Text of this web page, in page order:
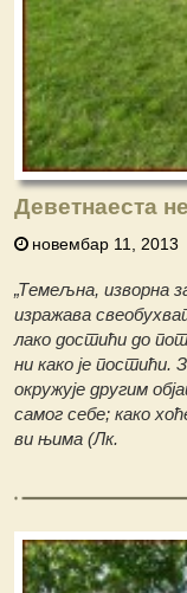
Деветнаеста
новембар 11, 2013
„Темељна, изворна
изражава
лако достићи до
ни како је
окружује другим
самог себе; како
ви њима (Лк.